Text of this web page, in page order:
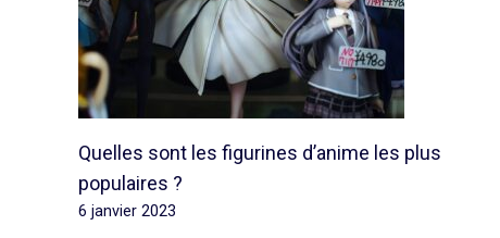
Quelles sont les figurines d’anime les plus
populaires ?
6 janvier 2023